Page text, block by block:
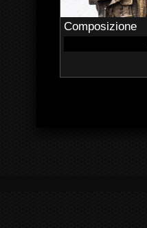
Composizione